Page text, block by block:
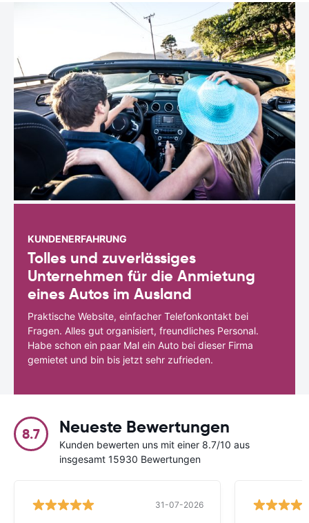
KUNDENERFAHRUNG
Tolles und zuverlässiges
Unternehmen für die Anmietung
eines Autos im Ausland
Praktische Website, einfacher Telefonkontakt bei
Fragen. Alles gut organisiert, freundliches Personal.
Habe schon ein paar Mal ein Auto bei dieser Firma
gemietet und bin bis jetzt sehr zufrieden.
8.7 Neueste Bewertungen
Kunden bewerten uns mit einer 8.7/10 aus
insgesamt 15930 Bewertungen
31-07-2026